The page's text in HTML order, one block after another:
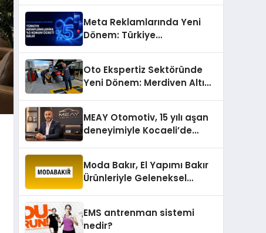
Meta Reklamlarında Yeni
Dönem: Türkiye
Oto Ekspertiz Sektöründe
Yeni Dönem: Merdiven Altı
MEAY Otomotiv, 15 yılı aşan
deneyimiyle Kocaeli’de
Moda Bakır, El Yapımı Bakır
Ürünleriyle Geleneksel
EMS antrenman sistemi
nedir?